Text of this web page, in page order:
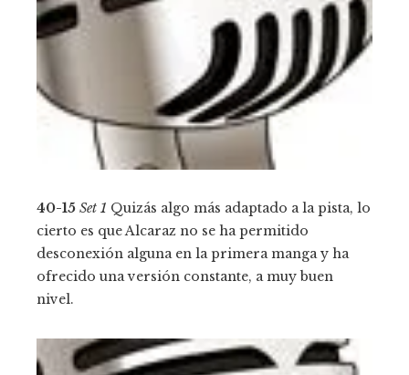
40-15 Set 1 Quizás algo más adaptado a la pista, lo
cierto es que Alcaraz no se ha permitido
desconexión alguna en la primera manga y ha
ofrecido una versión constante, a muy buen
nivel.